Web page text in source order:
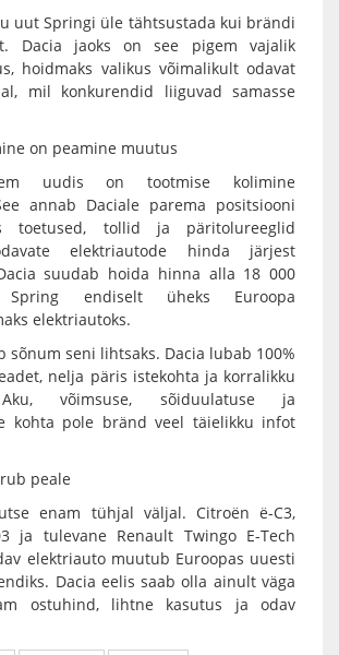
uut Springi üle tähtsustada kui brändi
Dacia jaoks on see pigem vajalik
hoidmaks valikus võimalikult odavat
mil konkurendid liiguvad samasse
on peamine muutus
uudis on tootmise kolimine
annab Daciale parema positsiooni
toetused, tollid ja päritolureeglid
elektriautode hinda järjest
suudab hoida hinna alla 18 000
endiselt üheks Euroopa
elektriautoks.
sõnum seni lihtsaks. Dacia lubab 100%
nelja päris istekohta ja korralikku
võimsuse, sõiduulatuse ja
kohta pole bränd veel täielikku infot
peale
enam tühjal väljal. Citroën ë-C3,
ja tulevane Renault Twingo E-Tech
elektriauto muutub Euroopas uuesti
Dacia eelis saab olla ainult väga
ostuhind, lihtne kasutus ja odav